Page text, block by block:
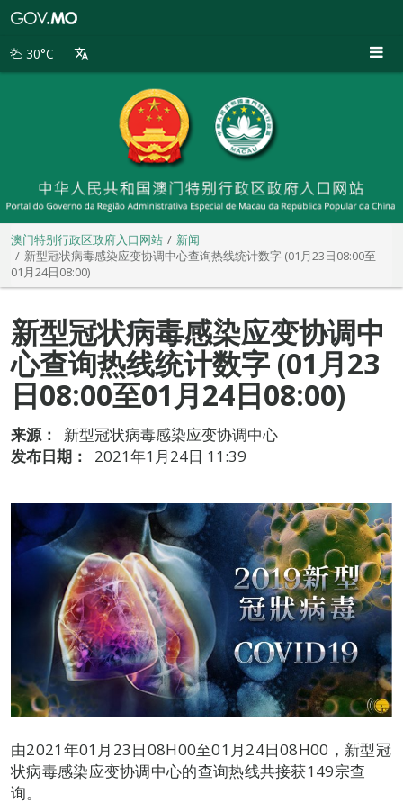
别
30°C
澳门特别行政区政府入口网站
新闻
新型冠状病毒感染应变协调中心查询热线统计数字 (01月23日08:00至
01月24日08:00)
新型冠状病毒感染应变协调中
心查询热线统计数字 (01月23
日08:00至01月24日08:00)
来源：
新型冠状病毒感染应变协调中心
发布日期：
2021年1月24日 11:39
由2021年01月23日08H00至01月24日08H00，新型冠
状病毒感染应变协调中心的查询热线共接获149宗查
询。